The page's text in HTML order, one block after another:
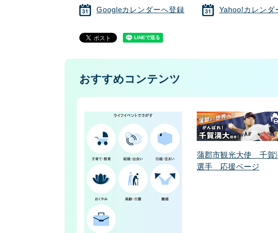
Googleカレンダーへ登録 Yahoo!カレンダ
おすすめコンテンツ
蒲郡市観光大使 千賀
選手 応援ページ